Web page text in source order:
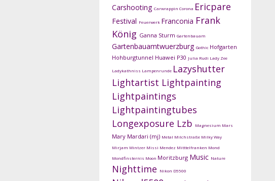
Carshooting Carwrappin Corona Ericpare
Festival Feuerwerk Franconia Frank
König Ganna Sturm Gartenbauam
Gartenbauamtwuerzburg Gothic Hofgarten
Hohburgtunnel Huawei P30 Julia Rudi Lady Zee
Ladykathniss Lampenrunde Lazyshutter
Lightartist Lightpainting
Lightpaintings
Lightpaintingtubes
Longexposure Lzb Magnesium Mars
Mary Mardari (mj) Metal Milchstraße Milky Way
Mirjam Wintzer Missi Mendez Mitttelfranken Mond
Mondfinsternis Moon Moritzburg Music Nature
Nighttime Nikon D5500